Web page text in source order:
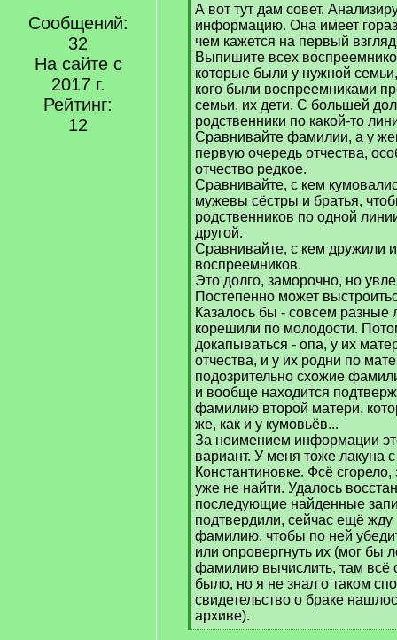
Сообщений:
32
На сайте с
2017 г.
Рейтинг:
12
[
q
]
А вот тут дам совет.
информацию. Она имеет
чем кажется на первый
Выпишите всех
которые были у нужной
кого были воспреемниками
семьи, их дети. С большей
родственники по какой-то
Сравнивайте фамилии, а у
первую очередь отчества,
отчество редкое.
Сравнивайте, с кем
мужевы сёстры и братья,
родственников по одной
другой.
Сравнивайте, с кем дружили
воспреемников.
Это долго, заморочно, но
Постепенно может
Казалось бы - совсем разные
корешили по молодости.
докапываться - опа, у их
отчества, и у их родни по
подозрительно схожие
и вообще находится
фамилию второй матери,
же, как и у кумовьёв...
За неимением информации
вариант. У меня тоже лакуна
Константиновке. Фсё
уже не найти. Удалось
последующие найденные
подтвердили, сейчас ещё жду
фамилию, чтобы по ней
или опровергнуть их (мог бы
фамилию вычислить, там всё
было, но я не знал о таком
свидетельство о браке
архиве).
[